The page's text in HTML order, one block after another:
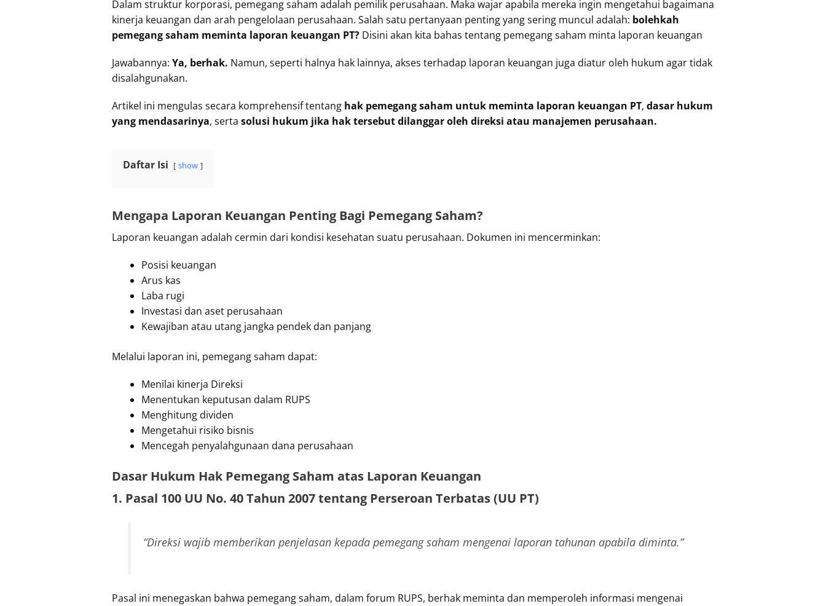
Dalam struktur korporasi, pemegang saham adalah pemilik perusahaan. Maka wajar apabila mereka ingin mengetahui bagaimana
kinerja keuangan dan arah pengelolaan perusahaan. Salah satu pertanyaan penting yang sering muncul adalah: bolehkah
pemegang saham meminta laporan keuangan PT? Disini akan kita bahas tentang pemegang saham minta laporan keuangan
Jawabannya: Ya, berhak. Namun, seperti halnya hak lainnya, akses terhadap laporan keuangan juga diatur oleh hukum agar tidak
disalahgunakan.
Artikel ini mengulas secara komprehensif tentang hak pemegang saham untuk meminta laporan keuangan PT, dasar hukum
yang mendasarinya, serta solusi hukum jika hak tersebut dilanggar oleh direksi atau manajemen perusahaan.
Daftar Isi show
Mengapa Laporan Keuangan Penting Bagi Pemegang Saham?
Laporan keuangan adalah cermin dari kondisi kesehatan suatu perusahaan. Dokumen ini mencerminkan:
Posisi keuangan
Arus kas
Laba rugi
Investasi dan aset perusahaan
Kewajiban atau utang jangka pendek dan panjang
Melalui laporan ini, pemegang saham dapat:
Menilai kinerja Direksi
Menentukan keputusan dalam RUPS
Menghitung dividen
Mengetahui risiko bisnis
Mencegah penyalahgunaan dana perusahaan
Dasar Hukum Hak Pemegang Saham atas Laporan Keuangan
1. Pasal 100 UU No. 40 Tahun 2007 tentang Perseroan Terbatas (UU PT)
“Direksi wajib memberikan penjelasan kepada pemegang saham mengenai laporan tahunan apabila diminta.”
Pasal ini menegaskan bahwa pemegang saham, dalam forum RUPS, berhak meminta dan memperoleh informasi mengenai